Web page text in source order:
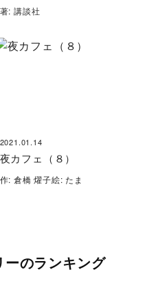
著: 講談社
2021.01.14
夜カフェ（８）
作: 倉橋 燿子絵: たま
のランキング